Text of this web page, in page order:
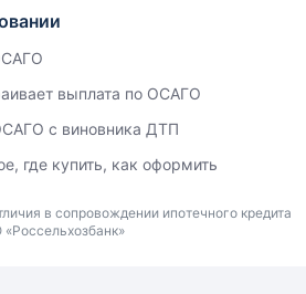
выплата по ОСАГО
с виновника ДТП
где купить, как оформить
в сопровождении ипотечного кредита
«Россельхозбанк»